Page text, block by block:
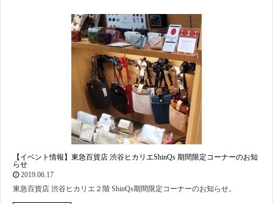
【イベント情報】東急百貨店 渋谷ヒカリエShinQs 期間限定コーナーのお知
らせ
2019.06.17
東急百貨店 渋谷ヒカリエ２階 ShinQs期間限定コーナーのお知らせ。